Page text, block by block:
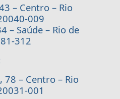
– Centro – Rio
009
– Saúde – Rio de
312
– Centro – Rio
001